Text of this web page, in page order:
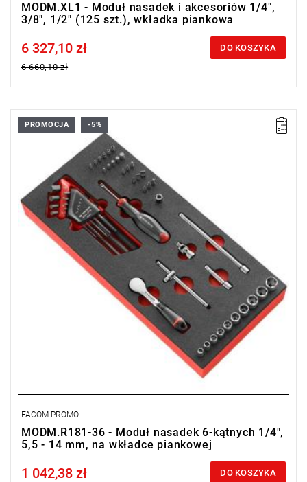
MODM.XL1 - Moduł nasadek i akcesoriów 1/4",
3/8", 1/2" (125 szt.), wkładka piankowa
Price tax included
6 327,10 zł
6 660,10 zł
DO KOSZYKA
• Zakres zestawu: 5,5 - 14 mm
• Ilość elementów: 46
• R.181: grzechotka 1/4" szczelna o wysokich parametrach
• Nasadki: 6-kątne
PROMOCJA -5%
FACOM PROMO
MODM.R181-36 - Moduł nasadek 6-kątnych 1/4",
5,5 - 14 mm, na wkładce piankowej
Price tax included
1 042,38 zł DO KOSZYKA